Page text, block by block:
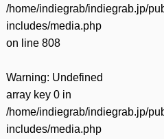
/home/indiegrab/indiegrab.jp/
includes/media.php
on line 808
Warning: Undefined
array key 0 in
/home/indiegrab/indiegrab.jp/
includes/media.php